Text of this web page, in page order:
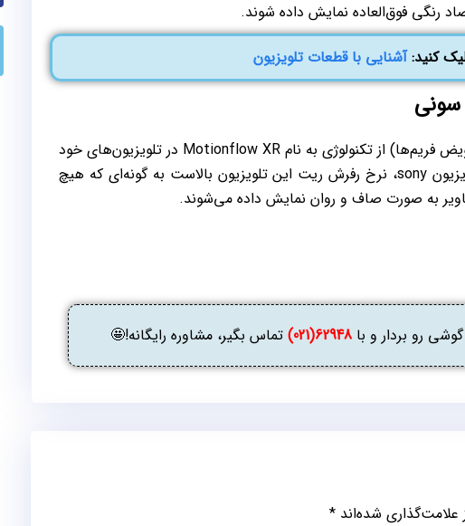
رنگی فوق‌العاده نمایش داده شوند.
کنید:آشنایی با قطعات تلویزیون
کمپانی سونی جهت افزایش نرخ رفرش ریت (سرعت تعویض فریم‌ها) از تکنولوژی به نام Motionflow XR در تلویزیون‌های خود
استفاده کرده است. به لطف وجود این تکنولوژی در تلویزیون sony، نرخ رفرش ریت این تلویزیون بالاست به گونه‌ای که هیچ
به صورت صاف و روان نمایش داده می‌شوند.
رو بردار و با62948(021) تماس بگیر، مشاوره رایگانه!🤩
شده‌اند *